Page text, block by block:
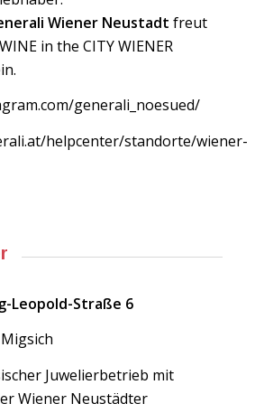
Wiener Neustadt freut
in the CITY WIENER
generali_noesued/
helpcenter/standorte/wiener-
Leopold-Straße 6
Juwelierbetrieb mit
Wiener Neustädter